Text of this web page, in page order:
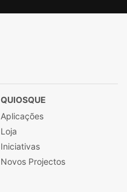
QUIOSQUE
Aplicações
Loja
Iniciativas
Novos Projectos